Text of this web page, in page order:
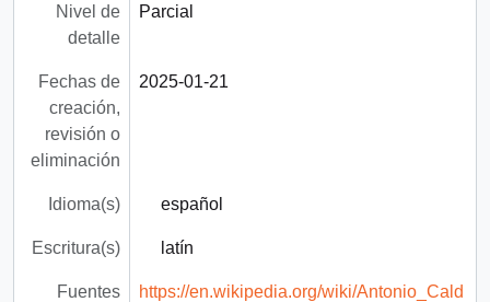
Nivel de
detalle
Parcial
Fechas de
creación,
revisión o
eliminación
2025-01-21
Idioma(s) español
Escritura(s) latín
Fuentes
https://en.wikipedia.org/wiki/Antonio_Cald